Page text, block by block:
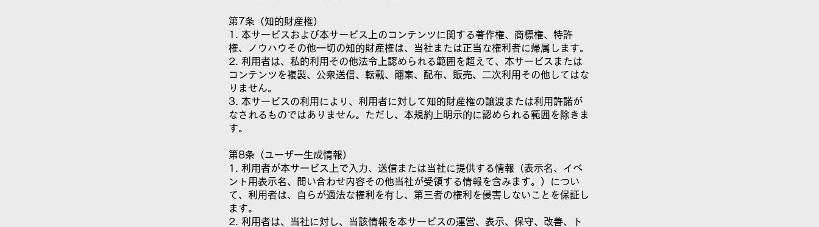
第7条（知的財産権）
1. 本サービスおよび本サービス上のコンテンツに関する著作権、商標権、特許
権、ノウハウその他一切の知的財産権は、当社または正当な権利者に帰属します。
2. 利用者は、私的利用その他法令上認められる範囲を超えて、本サービスまたは
コンテンツを複製、公衆送信、転載、翻案、配布、販売、二次利用その他してはな
りません。
3. 本サービスの利用により、利用者に対して知的財産権の譲渡または利用許諾が
なされるものではありません。ただし、本規約上明示的に認められる範囲を除きま
す。
第8条（ユーザー生成情報）
1. 利用者が本サービス上で入力、送信または当社に提供する情報（表示名、イベ
ント用表示名、問い合わせ内容その他当社が受領する情報を含みます。）につい
て、利用者は、自らが適法な権利を有し、第三者の権利を侵害しないことを保証し
ます。
2. 利用者は、当社に対し、当該情報を本サービスの運営、表示、保守、改善、ト